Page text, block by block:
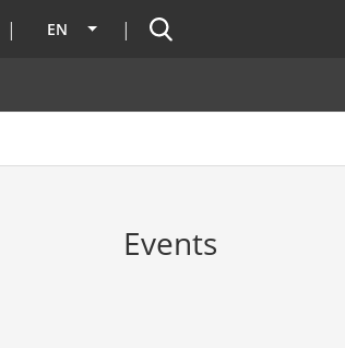
EN List additional actions
Search
Events